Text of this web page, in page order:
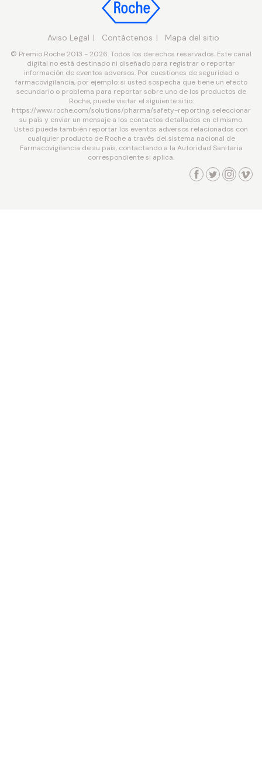
Aviso Legal Contáctenos Mapa del sitio
© Premio Roche 2013 - 2026. Todos los derechos reservados. Este canal
digital no está destinado ni diseñado para registrar o reportar
información de eventos adversos. Por cuestiones de seguridad o
farmacovigilancia, por ejemplo: si usted sospecha que tiene un efecto
secundario o problema para reportar sobre uno de los productos de
Roche, puede visitar el siguiente sitio:
https://www.roche.com/solutions/pharma/safety-reporting, seleccionar
su país y enviar un mensaje a los contactos detallados en el mismo.
Usted puede también reportar los eventos adversos relacionados con
cualquier producto de Roche a través del sistema nacional de
Farmacovigilancia de su país, contactando a la Autoridad Sanitaria
correspondiente si aplica.